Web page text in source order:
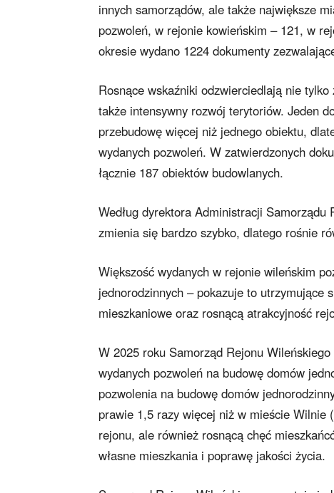
innych samorządów, ale także największe
pozwoleń, w rejonie kowieńskim – 121, w
okresie wydano 1224 dokumenty
Rosnące wskaźniki odzwierciedlają nie
także intensywny rozwój terytoriów. Jeden
przebudowę więcej niż jednego obiektu,
wydanych pozwoleń. W zatwierdzonych
łącznie 187 obiektów budowlanych.
Według dyrektora Administracji
zmienia się bardzo szybko, dlatego rośnie
Większość wydanych w rejonie wileńskim
jednorodzinnych – pokazuje to utrzymujące
mieszkaniowe oraz rosnącą atrakcyjność
W 2025 roku Samorząd Rejonu
wydanych pozwoleń na budowę domów
pozwolenia na budowę domów
prawie 1,5 razy więcej niż w mieście Wilnie
rejonu, ale również rosnącą chęć
własne mieszkania i poprawę jakości życia.